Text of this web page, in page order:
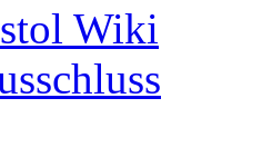
Wiki